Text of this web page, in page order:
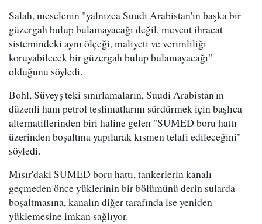
Salah, meselenin "yalnızca Suudi Arabistan'ın başka bir
güzergah bulup bulamayacağı değil, mevcut ihracat
sistemindeki aynı ölçeği, maliyeti ve verimliliği
koruyabilecek bir güzergah bulup bulamayacağı"
olduğunu söyledi.
Bohl, Süveyş'teki sınırlamaların, Suudi Arabistan'ın
düzenli ham petrol teslimatlarını sürdürmek için başlıca
alternatiflerinden biri haline gelen "SUMED boru hattı
üzerinden boşaltma yapılarak kısmen telafi edileceğini"
söyledi.
Mısır'daki SUMED boru hattı, tankerlerin kanalı
geçmeden önce yüklerinin bir bölümünü derin sularda
boşaltmasına, kanalın diğer tarafında ise yeniden
yüklemesine imkan sağlıyor.